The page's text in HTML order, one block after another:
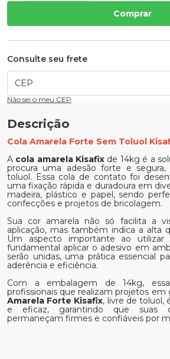
Comprar
Consulte seu frete
Não sei o meu CEP
Descrição
Cola Amarela Forte Sem Toluol
A cola amarela Kisafix de 14kg é a
procura uma adesão forte e
toluol. Essa cola de contato foi
uma fixação rápida e duradoura em
madeira, plástico e papel, sendo
confecções e projetos de bricolagem.
Sua cor amarela não só facilita a
aplicação, mas também indica a alta
Um aspecto importante ao
fundamental aplicar o adesivo em
serão unidas, uma prática essencial
aderência e eficiência.
Com a embalagem de 14kg,
profissionais que realizam projetos em
Amarela Forte Kisafix, livre de toluol,
e eficaz, garantindo que suas
permaneçam firmes e confiáveis por